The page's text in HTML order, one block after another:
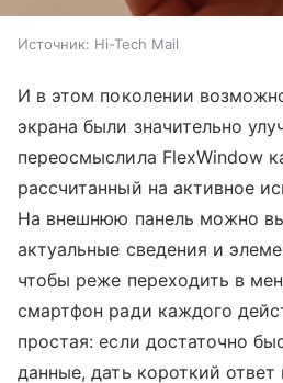
Источник: Hi-Tech Mail
И в этом поколении
экрана были значительно
переосмыслила FlexWindow
рассчитанный на активное
На внешнюю панель можно
актуальные сведения и
чтобы реже переходить в
смартфон ради каждого
простая: если достаточно
данные, дать короткий